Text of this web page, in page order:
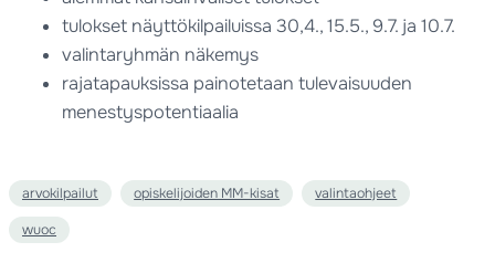
tulokset näyttökilpailuissa 30,4., 15.5., 9.7. ja 10.7.
valintaryhmän näkemys
rajatapauksissa painotetaan tulevaisuuden
menestyspotentiaalia
arvokilpailut opiskelijoiden MM-kisat valintaohjeet
wuoc